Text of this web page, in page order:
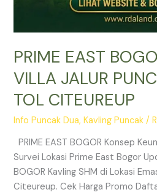
PRIME EAST
VILLA JALUR
TOL CITEUREUP
Info Puncak Dua,Kavling Puncak /
PRIME EAST BOGOR Konsep
Survei Lokasi Prime East Bogor
BOGOR Kavling SHM di Lokasi
Citeureup. Cek Harga Promo